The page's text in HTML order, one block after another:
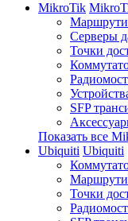
MikroTik
Серверы
Точки
SFP
Показать все
Ubiquiti Ubiquiti
Точки